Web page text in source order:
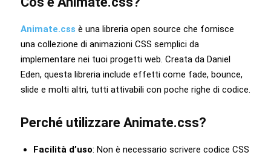
Animate.css è una libreria open source che fornisce
una collezione di animazioni CSS semplici da
implementare nei tuoi progetti web. Creata da Daniel
Eden, questa libreria include effetti come fade, bounce,
slide e molti altri, tutti attivabili con poche righe di codice.
Perché utilizzare Animate.css?
Facilità d’uso: Non è necessario scrivere codice CSS